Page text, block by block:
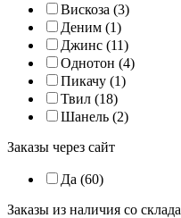
Вискоза (3)
Деним (1)
Джинс (11)
Однотон (4)
Пикачу (1)
Твил (18)
Шанель (2)
Заказы через сайт
Да (60)
Заказы из наличия со склада